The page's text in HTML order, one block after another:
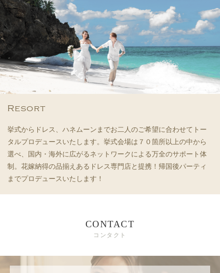
Resort
挙式からドレス、ハネムーンまでお二人のご希望に合わせてトー
タルプロデュースいたします。挙式会場は７０箇所以上の中から
選べ、国内・海外に広がるネットワークによる万全のサポート体
制。花嫁納得の品揃えあるドレス専門店と提携！帰国後パーティ
までプロデュースいたします！
CONTACT
コンタクト